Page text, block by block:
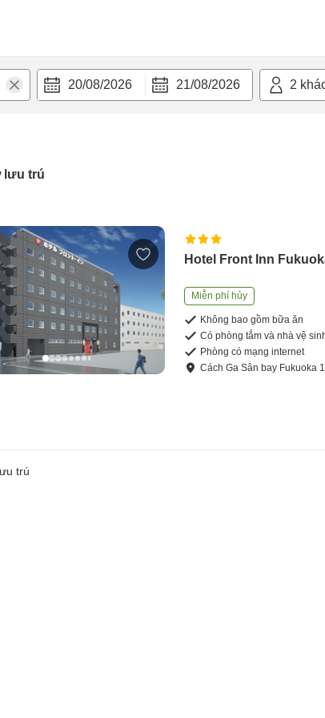
20/08/2026 21/08/2026 2
lưu trú
Hotel Front Inn
Miễn phí hủy
Không bao gồm bữa ăn
Có phòng tắm và nhà vệ
Phòng có mạng internet
CáchGa Sân bay Fukuoka
trú